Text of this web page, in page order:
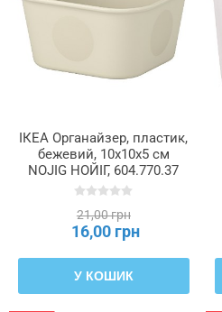
ІКЕА Органайзер, пластик,
бежевий, 10x10x5 см
NOJIG НОЙІГ, 604.770.37
21,00 грн
16,00 грн
У КОШИК